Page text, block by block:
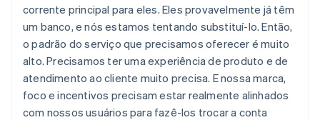
corrente principal para eles. Eles provavelmente já têm
um banco, e nós estamos tentando substituí-lo. Então,
o padrão do serviço que precisamos oferecer é muito
alto. Precisamos ter uma experiência de produto e de
atendimento ao cliente muito precisa. E nossa marca,
foco e incentivos precisam estar realmente alinhados
com nossos usuários para fazê-los trocar a conta